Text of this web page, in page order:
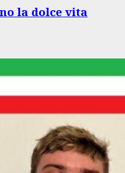
la dolce vita